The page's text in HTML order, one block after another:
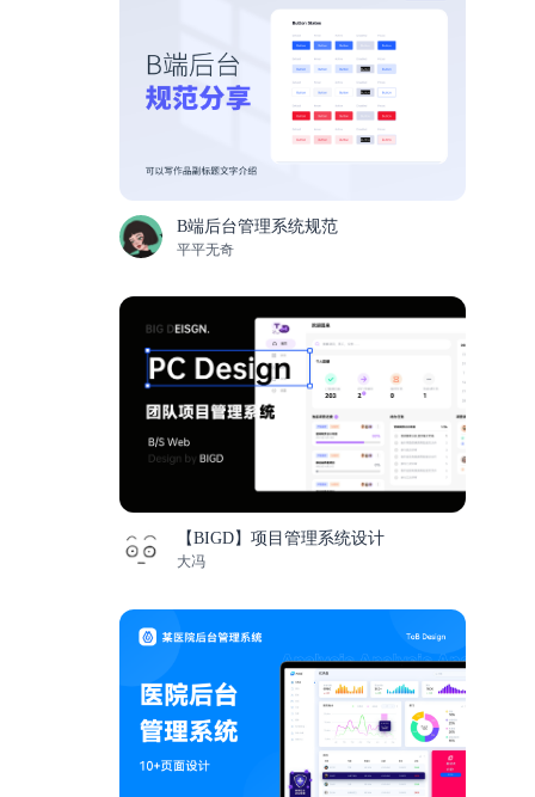
B端后台管理系统规范
平平无奇
【BIGD】项目管理系统设计
大冯